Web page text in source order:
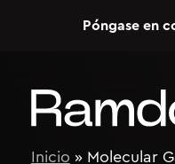
Póngase en
Inicio » Molecular